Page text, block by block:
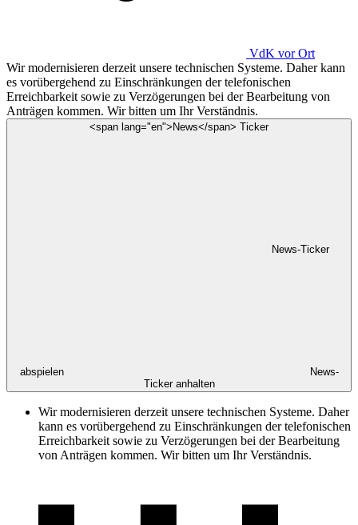
VdK vor Ort
Wir modernisieren derzeit unsere technischen Systeme. Daher kann
es vorübergehend zu Einschränkungen der telefonischen
Erreichbarkeit sowie zu Verzögerungen bei der Bearbeitung von
Anträgen kommen. Wir bitten um Ihr Verständnis.
<span lang="en">News</span> Ticker
News-Ticker
abspielen
News-
Ticker anhalten
Wir modernisieren derzeit unsere technischen Systeme. Daher
kann es vorübergehend zu Einschränkungen der telefonischen
Erreichbarkeit sowie zu Verzögerungen bei der Bearbeitung
von Anträgen kommen. Wir bitten um Ihr Verständnis.